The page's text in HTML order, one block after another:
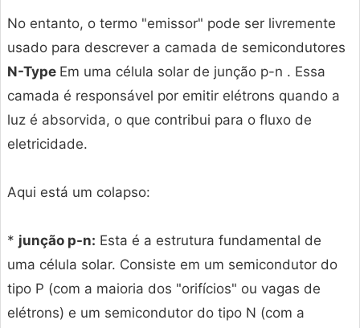
No entanto, o termo "emissor" pode ser livremente
usado para descrever a camada de semicondutores
N-Type Em uma célula solar de junção p-n . Essa
camada é responsável por emitir elétrons quando a
luz é absorvida, o que contribui para o fluxo de
eletricidade.
Aqui está um colapso:
* junção p-n: Esta é a estrutura fundamental de
uma célula solar. Consiste em um semicondutor do
tipo P (com a maioria dos "orifícios" ou vagas de
elétrons) e um semicondutor do tipo N (com a